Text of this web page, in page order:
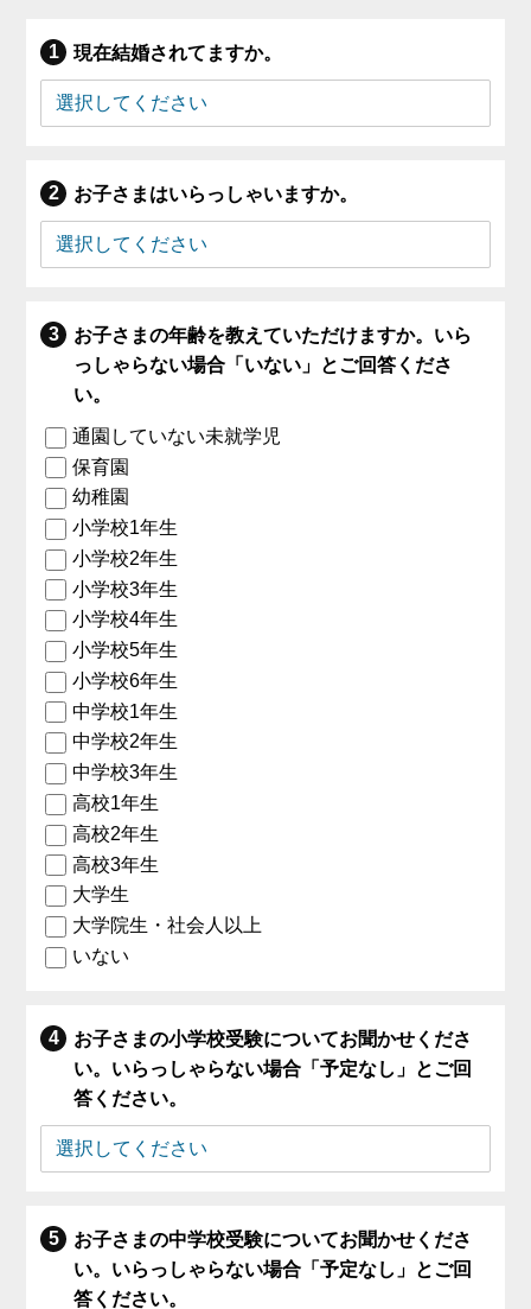
現在結婚されてますか。
お子さまはいらっしゃいますか。
お子さまの年齢を教えていただけますか。いら
っしゃらない場合「いない」とご回答くださ
い。
通園していない未就学児
保育園
幼稚園
小学校1年生
小学校2年生
小学校3年生
小学校4年生
小学校5年生
小学校6年生
中学校1年生
中学校2年生
中学校3年生
高校1年生
高校2年生
高校3年生
大学生
大学院生・社会人以上
いない
お子さまの小学校受験についてお聞かせくださ
い。いらっしゃらない場合「予定なし」とご回
答ください。
お子さまの中学校受験についてお聞かせくださ
い。いらっしゃらない場合「予定なし」とご回
答ください。